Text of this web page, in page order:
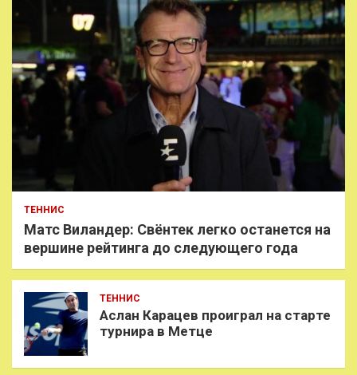
ТЕННИС
Матс Виландер: Свёнтек легко останется на
вершине рейтинга до следующего года
ТЕННИС
Аслан Карацев проиграл на старте
турнира в Метце